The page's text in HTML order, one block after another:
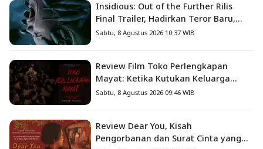
Insidious: Out of the Further Rilis
Final Trailer, Hadirkan Teror Baru,
Iblis Kini Masuk ke Dunia Manusia
Sabtu, 8 Agustus 2026 10:37 WIB
Review Film Toko Perlengkapan
Mayat: Ketika Kutukan Keluarga
Menjadi Sumber Teror yang
Sabtu, 8 Agustus 2026 09:46 WIB
Review Dear You, Kisah
Pengorbanan dan Surat Cinta yang